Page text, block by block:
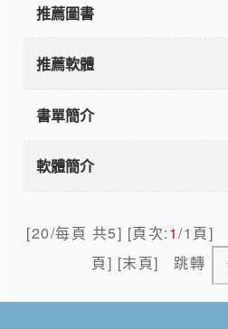
推薦圖書
推薦軟體
書單簡介
軟體簡介
[20/每頁 共5] [頁次:1/1頁]
頁] [末頁]跳轉